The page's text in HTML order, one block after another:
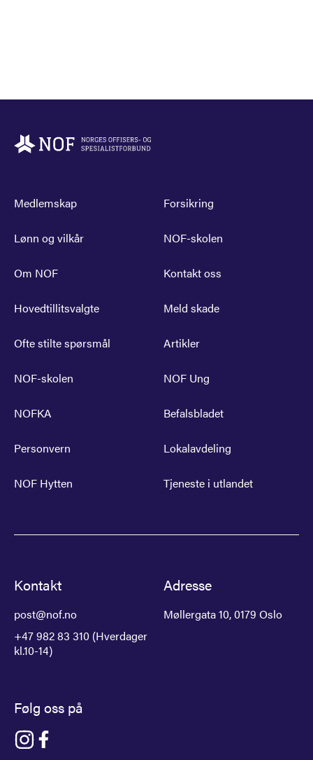
Medlemskap Forsikring
Lønn og vilkår NOF-skolen
Om NOF Kontakt oss
Hovedtillitsvalgte Meld skade
Ofte stilte spørsmål Artikler
NOF-skolen NOF Ung
NOFKA Befalsbladet
Personvern Lokalavdeling
NOF Hytten Tjeneste i utlandet
Kontakt
post@nof.no
+47 982 83 310 (Hverdager
kl.10-14)
Adresse
Møllergata 10, 0179 Oslo
Følg oss på
Gå til NOF på instagram
Gå til NOF på facebook